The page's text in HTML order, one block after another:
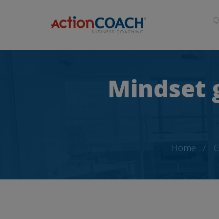
Mindset
Home